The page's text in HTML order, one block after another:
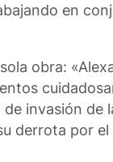
en
obra:
invasión de
derrota por